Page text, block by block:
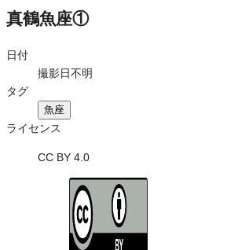
真鶴魚座①
日付
撮影日不明
タグ
魚座
ライセンス
CC BY 4.0